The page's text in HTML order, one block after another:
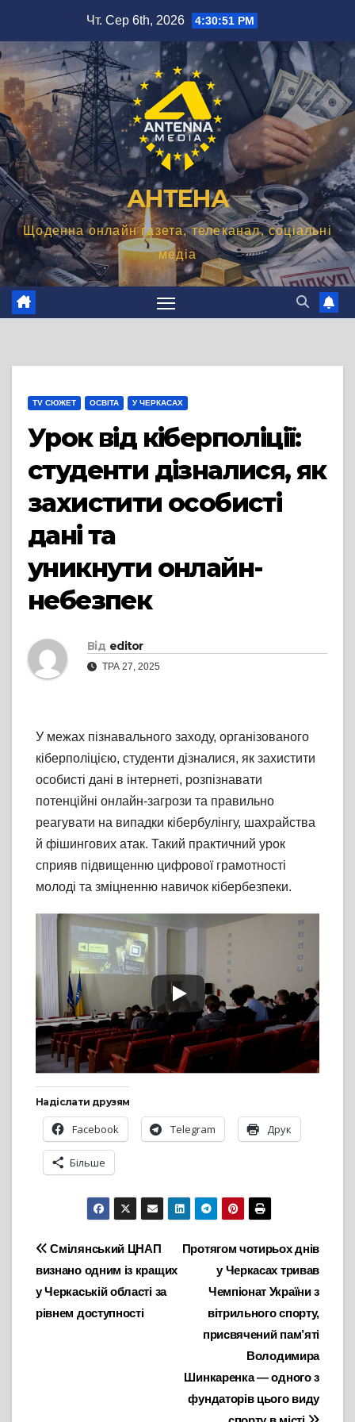
вмісту
Чт. Сер 6th, 2026 4:30:52 PM
АНТЕНА
Щоденна онлайн газета, телеканал, соціальні
медіа
TV СЮЖЕТ ОСВІТА У ЧЕРКАСАХ
Урок від кіберполіції:
студенти дізналися, як
захистити особисті
дані та
уникнути онлайн-
небезпек
Від editor
ТРА 27, 2025
У межах пізнавального заходу, організованого
кіберполіцією, студенти дізналися, як захистити
особисті дані в інтернеті, розпізнавати
потенційні онлайн-загрози та правильно
реагувати на випадки кібербулінгу, шахрайства
й фішингових атак. Такий практичний урок
сприяв підвищенню цифрової грамотності
молоді та зміцненню навичок кібербезпеки.
Надіслати друзям
Facebook Telegram Друк
Більше
Навігація
записів
Протягом чотирьох днів
у Черкасах тривав
Чемпіонат України з
вітрильного спорту,
присвячений пам’яті
Володимира
Шинкаренка — одного з
фундаторів цього виду
Смілянський ЦНАП
визнано одним із кращих
у Черкаській області за
рівнем доступності